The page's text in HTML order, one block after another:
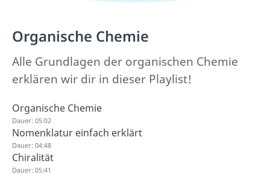
Organische Chemie
Alle Grundlagen der organischen Chemie
erklären wir dir in dieser Playlist!
Organische Chemie
Dauer: 05:02
Nomenklatur einfach erklärt
Dauer: 04:48
Chiralität
Dauer: 05:41